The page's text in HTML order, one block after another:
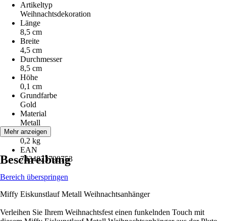
Artikeltyp
Weihnachtsdekoration
Länge
8,5 cm
Breite
4,5 cm
Durchmesser
8,5 cm
Höhe
0,1 cm
Grundfarbe
Gold
Material
Metall
Gewicht
0,2 kg
EAN
7434823798753
Mehr anzeigen
Beschreibung
Bereich überspringen
Miffy Eiskunstlauf Metall Weihnachtsanhänger
Verleihen Sie Ihrem Weihnachtsfest einen funkelnden Touch mit